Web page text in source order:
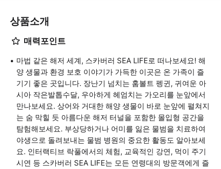
상품소개
매력포인트
마법 같은 해저 세계, 스카버러 SEA LIFE로 떠나보세요! 해
양 생물과 환경 보호 이야기가 가득한 이곳은 온 가족이 즐
기기 좋은 곳입니다. 장난기 넘치는 훔볼트 펭귄, 귀여운 아
시아 작은발톱수달, 우아하게 헤엄치는 가오리를 눈앞에서
만나보세요. 상어와 거대한 해양 생물이 바로 눈앞에 펼쳐지
는 숨 막힐 듯 아름다운 해저 터널을 포함한 몰입형 공간을
탐험해보세요. 부상당하거나 어미를 잃은 물범을 치료하여
야생으로 돌려보내는 물범 병원의 중요한 활동도 알아보세
요. 인터랙티브 락풀에서의 체험, 교육적인 강연, 먹이 주기
시연 등 스카버러 SEA LIFE는 모든 연령대의 방문객에게 즐